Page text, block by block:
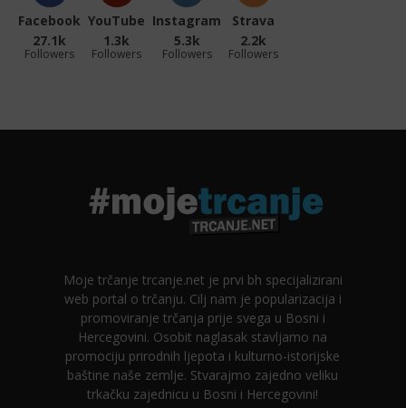
Facebook
27.1k
Followers
YouTube
1.3k
Followers
Instagram
5.3k
Followers
Strava
2.2k
Followers
Moje trčanje trcanje.net je prvi bh specijalizirani
web portal o trčanju. Cilj nam je popularizacija i
promoviranje trčanja prije svega u Bosni i
Hercegovini. Osobit naglasak stavljamo na
promociju prirodnih ljepota i kulturno-istorijske
baštine naše zemlje. Stvarajmo zajedno veliku
trkačku zajednicu u Bosni i Hercegovini!